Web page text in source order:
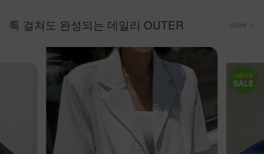
툭 걸쳐도 완성되는 데일리 OUTER more